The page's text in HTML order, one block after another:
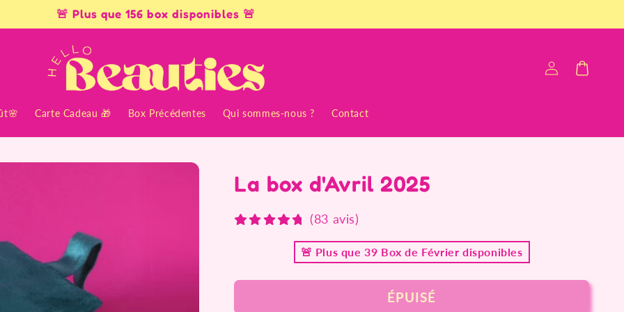
🚨​ Plus que 156 box disponibles 🚨​
Carte Cadeau 🎁 Box Précédentes Qui sommes-nous ? Contact
Connexion Panier
La box d'Avril 2025
(83 avis)
🚨 Plus que 39 Box de Février disponibles
ÉPUISÉ